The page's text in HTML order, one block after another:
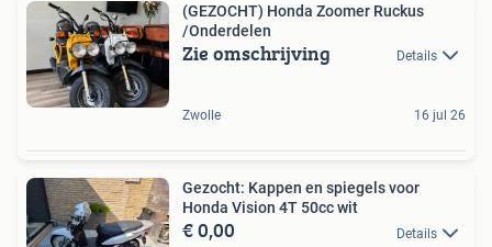
(GEZOCHT) Honda Zoomer Ruckus
/Onderdelen
Zie omschrijving Details
Zwolle 16 jul 26
Gezocht: Kappen en spiegels voor
Honda Vision 4T 50cc wit
€ 0,00 Details